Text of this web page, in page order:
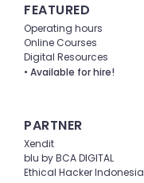
FEATURED
Operating hours
Online Courses
Digital Resources
• Available for hire!
PARTNER
Xendit
blu by BCA DIGITAL
Ethical Hacker Indonesia